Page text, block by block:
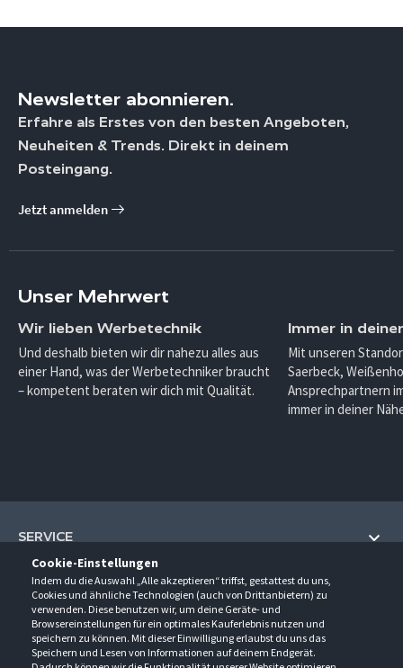
Cookie-Einstellungen
Indem du die Auswahl „Alle akzeptieren“ triffst, gestattest du uns,
Cookies und ähnliche Technologien (auch von Drittanbietern) zu
verwenden. Diese benutzen wir, um deine Geräte- und
Browsereinstellungen für ein optimales Kauferlebnis nutzen und
speichern zu können. Mit dieser Einwilligung erlaubst du uns das
Speichern und Lesen von Informationen auf deinem Endgerät.
Newsletter abonnieren.
Erfahre als Erstes von den besten Angeboten,
Neuheiten & Trends. Direkt in deinem
Posteingang.
Jetzt anmelden
Unser Mehrwert
Wir lieben Werbetechnik
Und deshalb bieten wir dir nahezu alles aus
einer Hand, was der Werbetechniker braucht
– kompetent beraten wir dich mit Qualität.
Immer in
Mit unseren
Saerbeck,
Ansprechpartnern
immer in deiner
SERVICE
Hilfe und Information
Fragen und Antworten (FAQ)
Kontakt
Newsletter
UNTERNEHMEN
Über uns
Anfahrt
KONTAKT
Gröner-Schulze GmbH